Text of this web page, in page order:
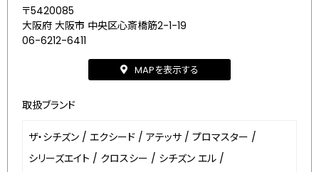
〒5420085
大阪府 大阪市 中央区心斎橋筋2-1-19
06-6212-6411
MAPを表示する
取扱ブランド
ザ・シチズン / エクシード / アテッサ / プロマスター /
シリーズエイト / クロスシー / シチズン エル /